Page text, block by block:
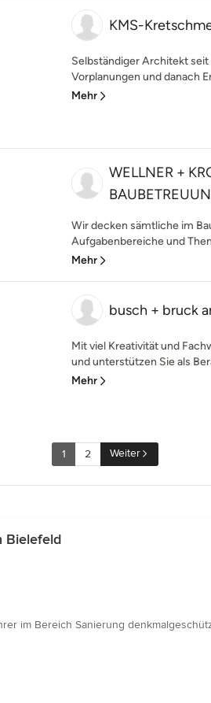
KMS-
Selbständiger Architekt
Vorplanungen und danach
Mehr
WELLNER +
Wir decken sämtliche im
Aufgabenbereiche und
Mehr
busch + bruck
Mit viel Kreativität und
und unterstützen Sie als
Mehr
1 2 Weiter
Bielefeld
im Bereich Sanierung